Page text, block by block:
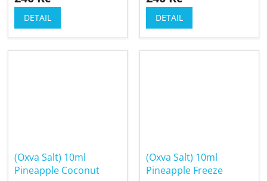
DETAIL DETAIL
(Oxva Salt) 10ml
Pineapple Coconut
(Oxva Salt) 10ml
Pineapple Freeze